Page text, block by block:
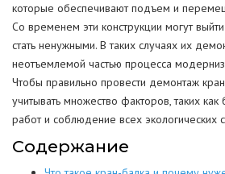
которые обеспечивают подъем и
Со временем эти конструкции могут выйти
стать ненужными. В таких случаях их
неотъемлемой частью процесса
Чтобы правильно провести демонтаж
учитывать множество факторов, таких как
работ и соблюдение всех экологических
Содержание